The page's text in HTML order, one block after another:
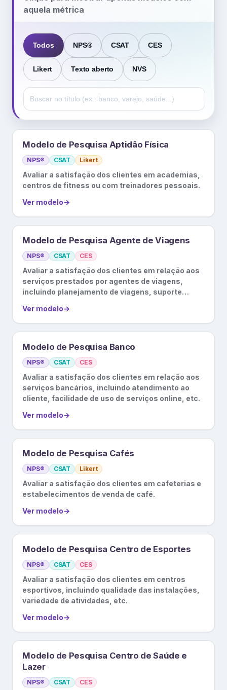
aquela métrica
Todos NPS® CSAT CES
Likert Texto aberto NVS
Modelo de Pesquisa Aptidão Física
NPS® CSAT Likert
Avaliar a satisfação dos clientes em academias,
centros de fitness ou com treinadores pessoais.
Ver modelo→
Modelo de Pesquisa Agente de Viagens
NPS® CSAT CES
Avaliar a satisfação dos clientes em relação aos
serviços prestados por agentes de viagens,
incluindo planejamento de viagens, suporte
Ver modelo→
Modelo de Pesquisa Banco
NPS® CSAT CES
Avaliar a satisfação dos clientes em relação aos
serviços bancários, incluindo atendimento ao
cliente, facilidade de uso de serviços online, etc.
Ver modelo→
Modelo de Pesquisa Cafés
NPS® CSAT Likert
Avaliar a satisfação dos clientes em cafeterias e
estabelecimentos de venda de café.
Ver modelo→
Modelo de Pesquisa Centro de Esportes
NPS® CSAT CES
Avaliar a satisfação dos clientes em centros
esportivos, incluindo qualidade das instalações,
variedade de atividades, etc.
Ver modelo→
Modelo de Pesquisa Centro de Saúde e
Lazer
NPS® CSAT CES